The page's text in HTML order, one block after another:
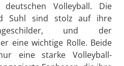
Volleyball. Die
Suhl sind stolz auf ihre
und der
eine wichtige Rolle. Beide
eine starke Volleyball-